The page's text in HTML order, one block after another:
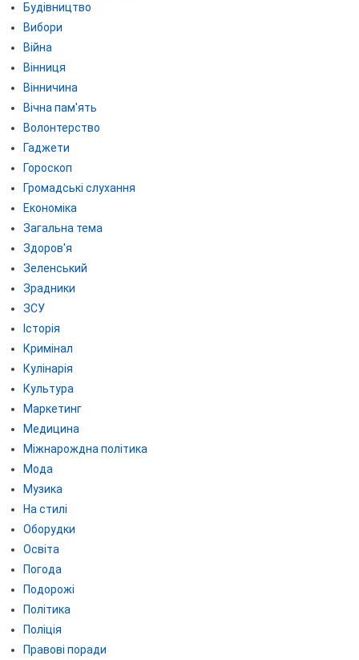
Будівництво
Вибори
Війна
Вінниця
Вінничина
Вічна пам'ять
Волонтерство
Гаджети
Гороскоп
Громадські слухання
Економіка
Загальна тема
Здоров'я
Зеленський
Зрадники
ЗСУ
Історія
Кримінал
Кулінарія
Культура
Маркетинг
Медицина
Міжнарождна політика
Мода
Музика
На стилі
Оборудки
Освіта
Погода
Подорожі
Політика
Поліція
Правові поради